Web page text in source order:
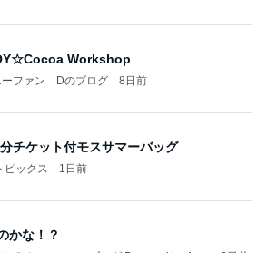
Workshop
ーファン Dのブログ 8日前
チケット付モスサマーバッグ
ピックス 1日前
かな！？